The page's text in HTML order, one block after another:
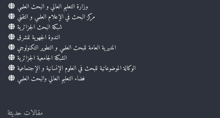
وزارة التعليم العالي و البحث العلمي
مركز البحث في الإعلام العلمي و التقني
شبكة البحث الجزائرية
الندوة الجهوية للشرق
المديرية العامة للبحث العلمي و التطوير التكنولوجي
الشبكة الجامعية الجزائرية
الوكالة الموضوعاتية للبحث في العلوم الإنسانية و الإجتماعية
فضاء التعليم العالي والبحث العلمي
مقالات حديثة